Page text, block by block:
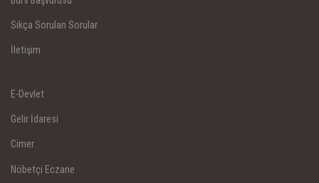
Sıkça Sorulan Sorular
İletişim
E-Devlet
Gelir İdaresi
Cimer
Nöbetçi Eczane